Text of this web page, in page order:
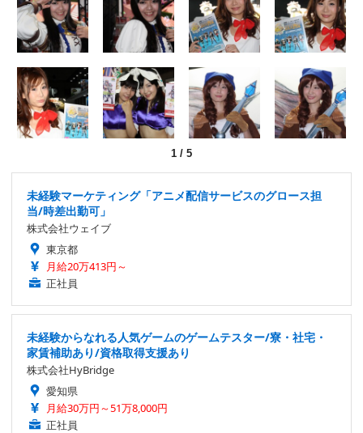
1 / 5
未経験マーケティング「アニメ配信サービスのグロース担
当/時差出勤可」
株式会社ウェイブ
東京都
月給20万413円～
正社員
未経験からなれる人気ゲームのゲームテスター/寮・社宅・
家賃補助あり/資格取得支援あり
株式会社HyBridge
愛知県
月給30万円～51万8,000円
正社員